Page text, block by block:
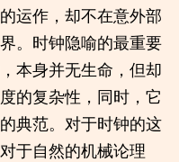
运作，却不在意外部
。时钟隐喻的最重要
本身并无生命，但却
的复杂性，同时，它
典范。对于时钟的这
于自然的机械论理